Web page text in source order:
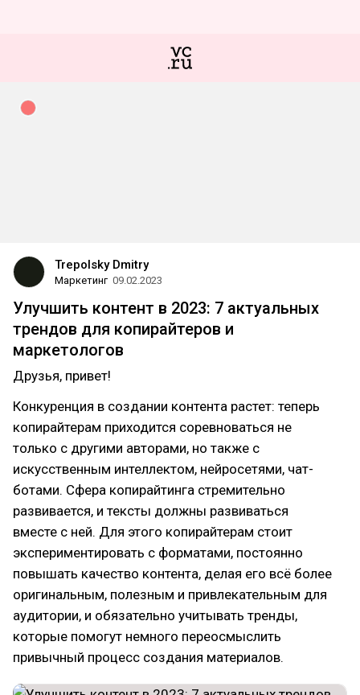
Trepolsky Dmitry
Маркетинг 09.02.2023
Улучшить контент в 2023: 7 актуальных
трендов для копирайтеров и
маркетологов
Друзья, привет!
Конкуренция в создании контента растет: теперь
копирайтерам приходится соревноваться не
только с другими авторами, но также с
искусственным интеллектом, нейросетями, чат-
ботами. Сфера копирайтинга стремительно
развивается, и тексты должны развиваться
вместе с ней. Для этого копирайтерам стоит
экспериментировать с форматами, постоянно
повышать качество контента, делая его всё более
оригинальным, полезным и привлекательным для
аудитории, и обязательно учитывать тренды,
которые помогут немного переосмыслить
привычный процесс создания материалов.